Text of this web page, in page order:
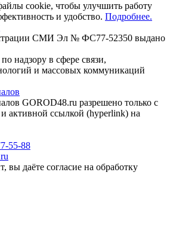
cookie, чтобы улучшить работу
и удобство. Подробнее.
СМИ Эл № ФС77-52350 выдано
надзору в сфере связи,
и массовых коммуникаций
GOROD48.ru разрешено только с
и активной ссылкой (hyperlink) на
55-88
вы даёте согласие на обработку